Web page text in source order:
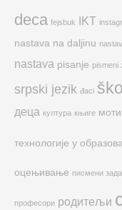
deca fejsbuk IKT
nastava na daljinu
nastava pisanje pismeni
srpski jezik đaci
деца култура књиге
технологије у
оцењивање писмени
професори родитељи